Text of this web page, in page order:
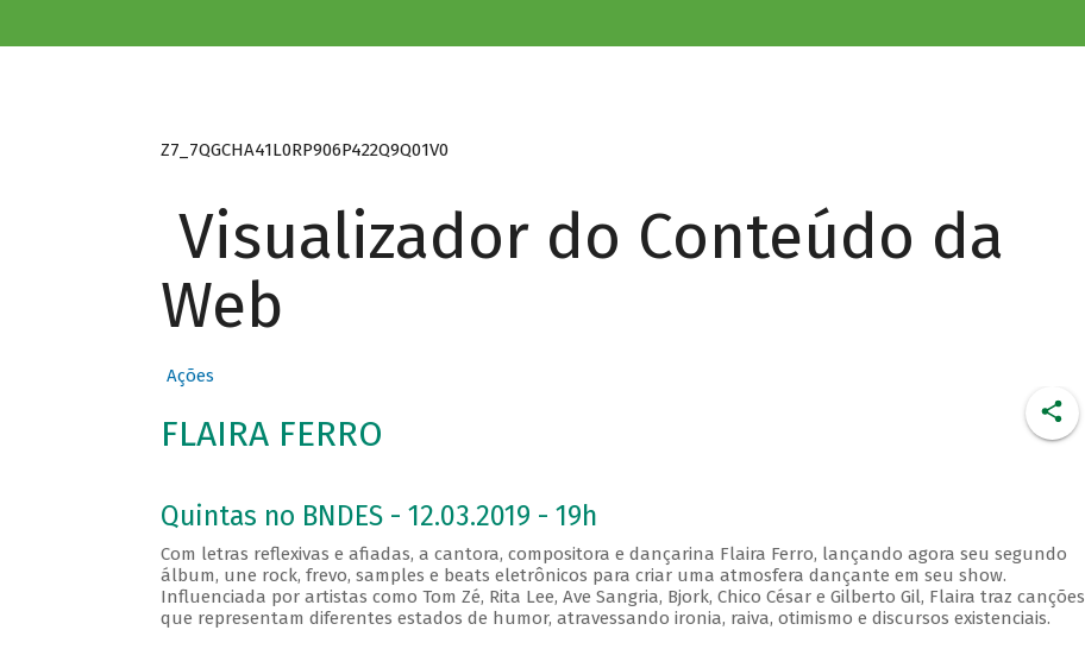
Z7_7QGCHA41L0RP906P422Q9Q01V0
Visualizador do Conteúdo da
Web
Ações
FLAIRA FERRO
Quintas no BNDES - 12.03.2019 - 19h
Com letras reflexivas e afiadas, a cantora, compositora e dançarina Flaira Ferro, lançando agora seu segundo
álbum, une rock, frevo, samples e beats eletrônicos para criar uma atmosfera dançante em seu show.
Influenciada por artistas como Tom Zé, Rita Lee, Ave Sangria, Bjork, Chico César e Gilberto Gil, Flaira traz canções
que representam diferentes estados de humor, atravessando ironia, raiva, otimismo e discursos existenciais.